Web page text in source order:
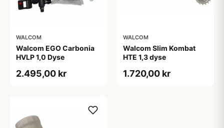
WALCOM
Walcom EGO Carbonia
HVLP 1,0 Dyse
2.495,00 kr
WALCOM
Walcom Slim Kombat
HTE 1,3 dyse
1.720,00 kr